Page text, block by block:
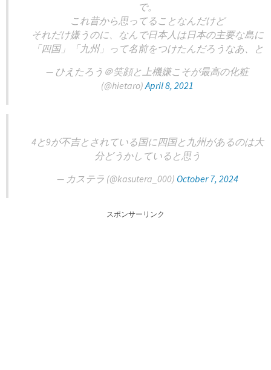
で。
これ昔から思ってることなんだけど
それだけ嫌うのに、なんで日本人は日本の主要な島に
「四国」「九州」って名前をつけたんだろうなあ、と
— ひえたろう＠笑顔と上機嫌こそが最高の化粧
(@hietaro)April 8, 2021
4と9が不吉とされている国に四国と九州があるのは大
分どうかしていると思う
— カステラ (@kasutera_000) October 7, 2024
スポンサーリンク